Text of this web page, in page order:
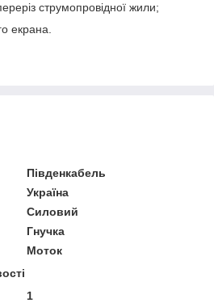
струмопровідної жили;
екрана.
Південкабель
Україна
Силовий
Гнучка
Моток
1